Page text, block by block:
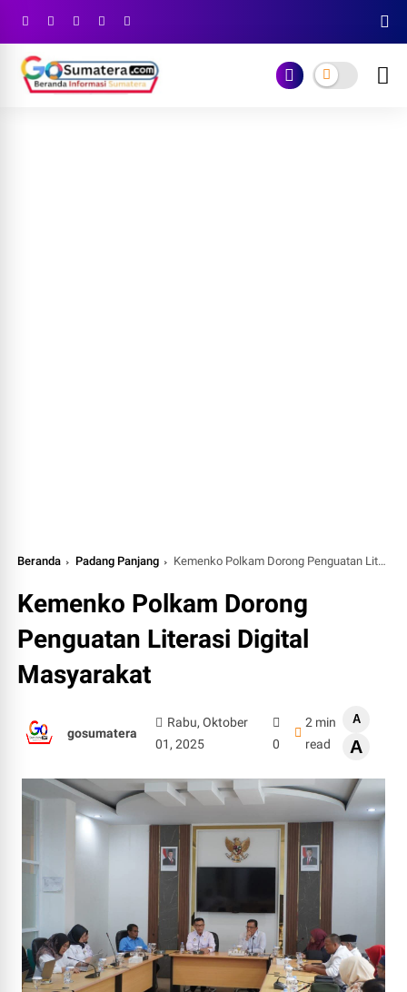
Beranda Padang Panjang Kemenko Polkam Dorong Penguatan Literasi Digital Masyarakat
Kemenko Polkam Dorong
Penguatan Literasi Digital
Masyarakat
gosumatera
Rabu, Oktober
01, 2025
0
2 min
read
A
A